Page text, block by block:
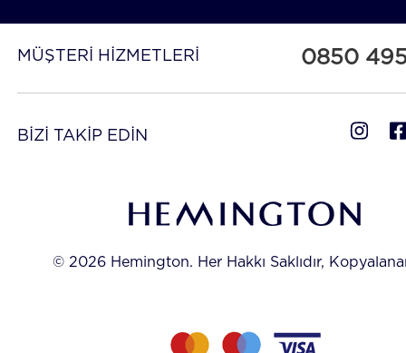
araya getirebilirsiniz. Şıklığınızın zirvesini yaşamak
Blazer Ceketlerle Her Mevsim
Her detayıyla özenle hazırlanmış olan blazer ceket
Özellikle doğal ipliklerin üstün özellikleriyle
ceketlerimiz, uzun yıllar formunu koruyarak
yaparak hem iş hayatında hem de özel günlerde
Erkek Blazer Ceket
MÜŞTERİ HİZMETLERİ 0850
BİZİ TAKİP EDİN
© 2026 Hemington. Her Hakkı Saklıdır,